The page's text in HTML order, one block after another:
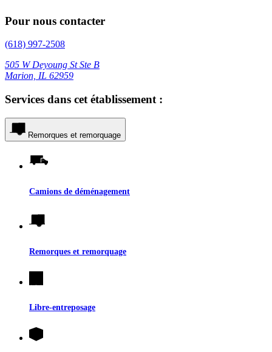
Pour nous contacter
(618) 997-2508
505 W Deyoung St Ste B
Marion, IL 62959
Services dans cet établissement :
Remorques et remorquage
Camions de déménagement
Remorques et remorquage
Libre-entreposage